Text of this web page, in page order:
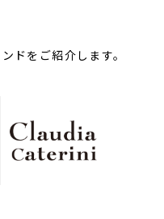
ドをご紹介します。